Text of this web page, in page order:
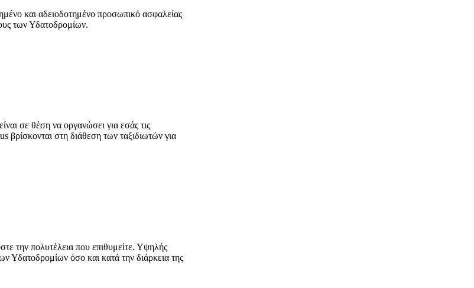
και αδειοδοτημένο προσωπικό ασφαλείας
των Υδατοδρομίων.
σε θέση να οργανώσει για εσάς τις
βρίσκονται στη διάθεση των ταξιδιωτών για
την πολυτέλεια που επιθυμείτε. Υψηλής
Υδατoδρομίων όσο και κατά την διάρκεια της